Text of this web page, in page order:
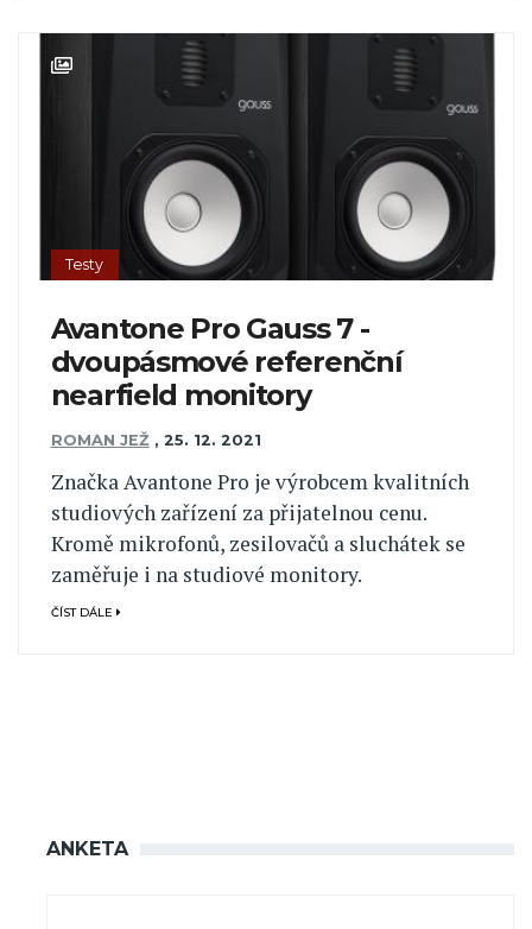
Testy
Avantone Pro Gauss 7 -
dvoupásmové referenční
nearfield monitory
ROMAN JEŽ , 25. 12. 2021
Značka Avantone Pro je výrobcem kvalitních
studiových zařízení za přijatelnou cenu.
Kromě mikrofonů, zesilovačů a sluchátek se
zaměřuje i na studiové monitory.
ČÍST DÁLE
ANKETA